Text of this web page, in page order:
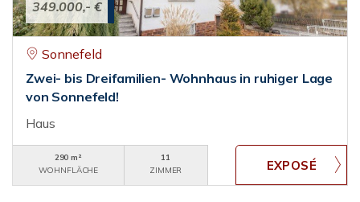
349.000,- €
Sonnefeld
Zwei- bis Dreifamilien- Wohnhaus in ruhiger Lage
von Sonnefeld!
Haus
290 m²
WOHNFLÄCHE
11
ZIMMER